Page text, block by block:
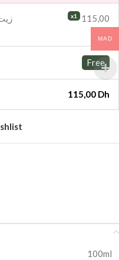
x1
115,00
Dh
Free
115,00 Dh
100ml
MAD